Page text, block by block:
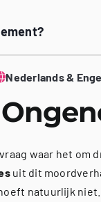
Nederlands &
waar het om
uit dit
natuurlijk